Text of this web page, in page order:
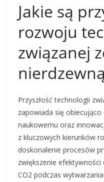
Jakie są
rozwoju
związanej
Przyszłość technologii
zapowiada się obiecująco
naukowemu oraz
z kluczowych kierunków
doskonalenie procesów
zwiększenie
CO2 podczas